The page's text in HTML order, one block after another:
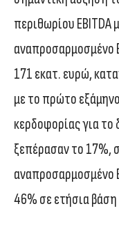
περιθωρίου EBITDA
αναπροσαρμοσμένο
171 εκατ. ευρώ,
με το πρώτο
κερδοφορίας για το
ξεπέρασαν το 17%,
αναπροσαρμοσμένο
46% σε ετήσια βάση